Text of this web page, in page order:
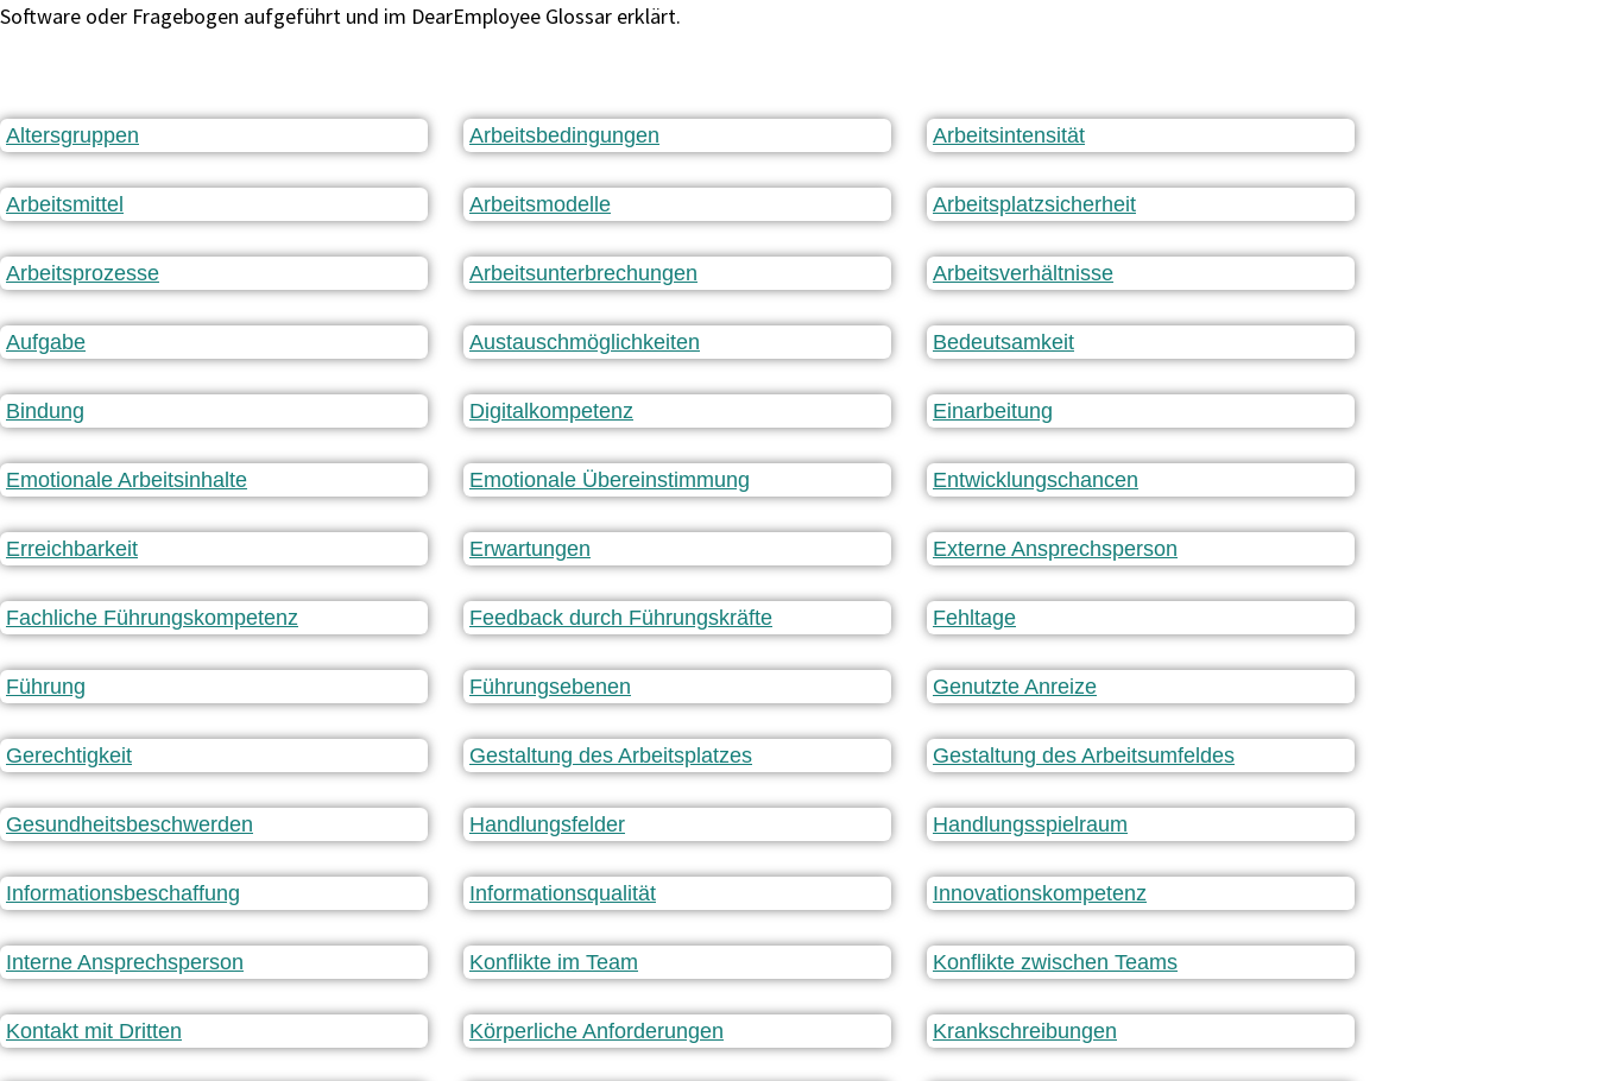
Software oder Fragebogen aufgeführt und im DearEmployee Glossar erklärt.
Altersgruppen Arbeitsbedingungen Arbeitsintensität
Arbeitsmittel Arbeitsmodelle Arbeitsplatzsicherheit
Arbeitsprozesse Arbeitsunterbrechungen Arbeitsverhältnisse
Aufgabe Austauschmöglichkeiten Bedeutsamkeit
Bindung Digitalkompetenz Einarbeitung
Emotionale Arbeitsinhalte Emotionale Übereinstimmung Entwicklungschancen
Erreichbarkeit Erwartungen Externe Ansprechsperson
Fachliche Führungskompetenz Feedback durch Führungskräfte Fehltage
Führung Führungsebenen Genutzte Anreize
Gerechtigkeit Gestaltung des Arbeitsplatzes Gestaltung des Arbeitsumfeldes
Gesundheitsbeschwerden Handlungsfelder Handlungsspielraum
Informationsbeschaffung Informationsqualität Innovationskompetenz
Interne Ansprechsperson Konflikte im Team Konflikte zwischen Teams
Kontakt mit Dritten Körperliche Anforderungen Krankschreibungen